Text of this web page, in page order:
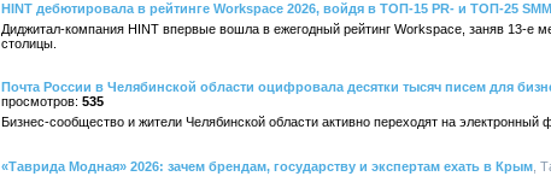
HINT дебютировала в рейтинге Workspace 2026, войдя в ТОП-15 PR- и ТОП-25
Диджитал-компания HINT впервые вошла в ежегодный рейтинг Workspace, заняв 13-е
столицы.
Почта России в Челябинской области оцифровала десятки тысяч писем для
535
Бизнес-сообщество и жители Челябинской области активно переходят на электронный
«Таврида Модная» 2026: зачем брендам, государству и экспертам ехать в Крым ,